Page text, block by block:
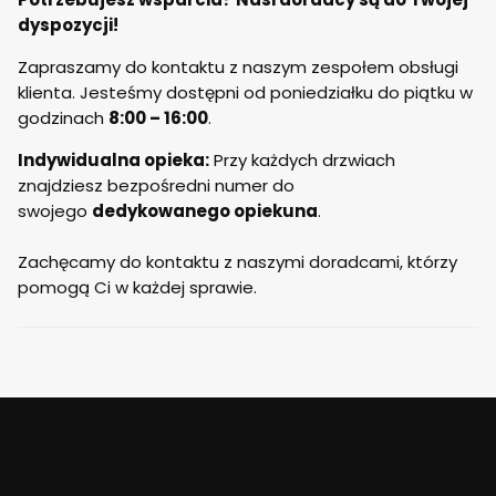
Firma kurierska z której usług
korzysta stoldrew również wypadła
pozytywnie, kurier był miły i spokojnie
zaczekał aż wszystko sprawdziliśmy.
dyspozycji!
Zapraszamy do kontaktu z naszym zespołem obsługi
klienta. Jesteśmy dostępni od poniedziałku do piątku w
godzinach 8:00 – 16:00.
Indywidualna opieka:Przy każdych drzwiach
znajdziesz bezpośredni numer do
swojego dedykowanego opiekuna.
Zachęcamy do kontaktu z naszymi doradcami, którzy
pomogą Ci w każdej sprawie.